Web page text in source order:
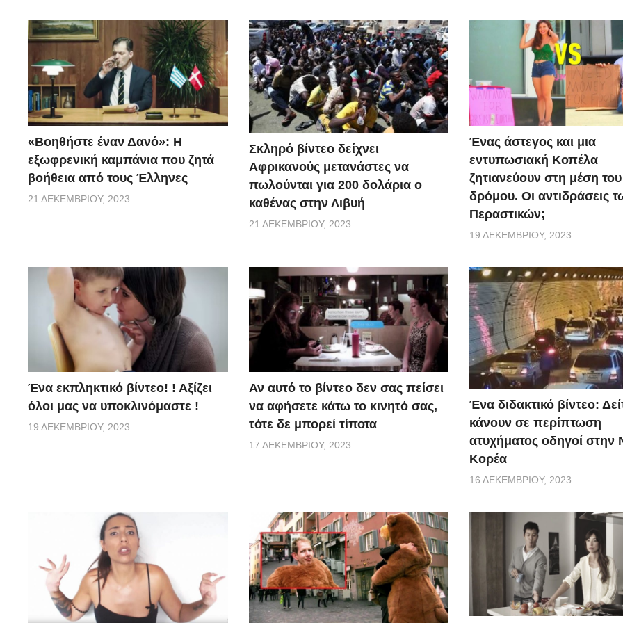
«Βοηθήστε έναν Δανό»: H
εξωφρενική καμπάνια που ζητά
βοήθεια από τους Έλληνες
21 ΔΕΚΕΜΒΡΊΟΥ, 2023
Σκληρό βίντεο δείχνει
Αφρικανούς μετανάστες να
πωλούνται για 200 δολάρια ο
καθένας στην Λιβυή
21 ΔΕΚΕΜΒΡΊΟΥ, 2023
Ένας άστεγος και μια
εντυπωσιακή Κοπέλα
ζητιανεύουν στη μέση του
δρόμου. Οι αντιδράσεις
Περαστικών;
19 ΔΕΚΕΜΒΡΊΟΥ, 2023
Ένα εκπληκτικό βίντεο! ! Αξίζει
όλοι μας να υποκλινόμαστε !
19 ΔΕΚΕΜΒΡΊΟΥ, 2023
Αν αυτό το βίντεο δεν σας πείσει
να αφήσετε κάτω το κινητό σας,
τότε δε μπορεί τίποτα
17 ΔΕΚΕΜΒΡΊΟΥ, 2023
Ένα διδακτικό βίντεο:
κάνουν σε περίπτωση
ατυχήματος οδηγοί στην
Κορέα
16 ΔΕΚΕΜΒΡΊΟΥ, 2023